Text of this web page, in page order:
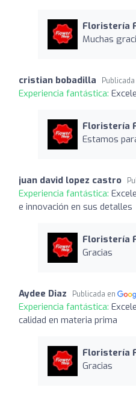
Floristería
Muchas
cristian bobadilla
Experiencia fantástica:
Floristería
Estamos
juan david lopez castro
Experiencia fantástica:
e innovación en sus detalles
Floristería
Gracias
Aydee Diaz Publicada en
Experiencia fantástica:
calidad en materia prima
Floristería
Gracias